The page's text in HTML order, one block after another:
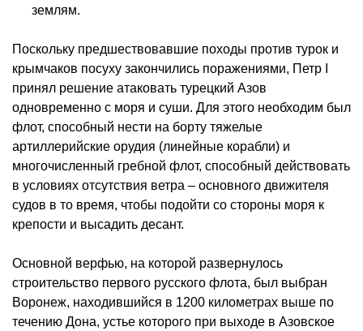
землям.
Поскольку предшествовавшие походы против турок и
крымчаков посуху закончились поражениями, Петр I
принял решение атаковать турецкий Азов
одновременно с моря и суши. Для этого необходим был
флот, способный нести на борту тяжелые
артиллерийские орудия (линейные корабли) и
многочисленный гребной флот, способный действовать
в условиях отсутствия ветра – основного движителя
судов в то время, чтобы подойти со стороны моря к
крепости и высадить десант.
Основной верфью, на которой развернулось
строительство первого русского флота, был выбран
Воронеж, находившийся в 1200 километрах выше по
течению Дона, устье которого при выходе в Азовское